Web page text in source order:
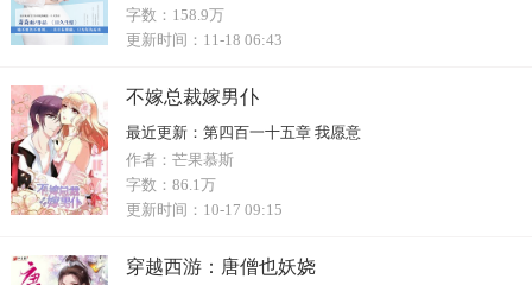
字数： 158.9万
更新时间： 11-18 06:43
不嫁总裁嫁男仆
最近更新： 第四百一十五章 我愿意
作者： 芒果慕斯
字数： 86.1万
更新时间： 10-17 09:15
穿越西游：唐僧也妖娆